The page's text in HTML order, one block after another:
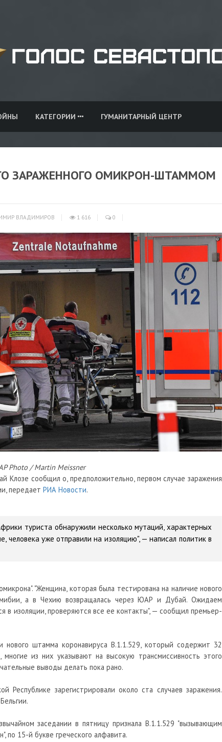
КАТЕГОРИИ ГУМАНИТАРНЫЙ ЦЕНТР
ЗАРАЖЕННОГО ОМИКРОН-ШТАММОМ
ВЛАДИМИРОВ 1 616 0
Photo / Martin Meissner
Клозе сообщил о, предположительно, первом случае заражения
передает РИА Новости.
туриста обнаружили несколько мутаций, характерных
человека уже отправили на изоляцию", — написал политик в
"Женщина, которая была тестирована на наличие нового
а в Чехию возвращалась через ЮАР и Дубай. Ожидаем
в изоляции, проверяются все ее контакты", — сообщил премьер-
штамма коронавируса B.1.1.529, который содержит 32
из них указывают на высокую трансмиссивность этого
выводы делать пока рано.
зарегистрировали около ста случаев заражения.
заседании в пятницу признала B.1.1.529 "вызывающим
по 15-й букве греческого алфавита.